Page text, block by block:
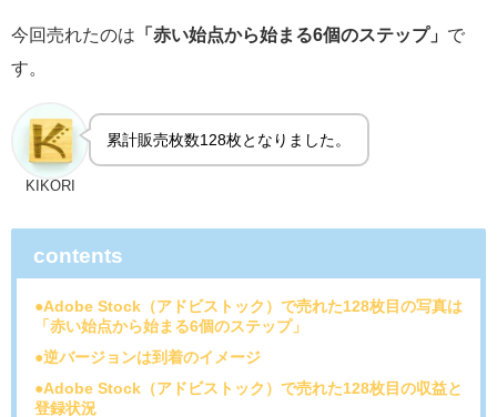
今回売れたのは 「赤い始点から始まる6個のステップ」 で
す。
KIKORI
累計販売枚数128枚となりました。
contents
●Adobe Stock（アドビストック）で売れた128枚目の写真は
「赤い始点から始まる6個のステップ」
●逆バージョンは到着のイメージ
●Adobe Stock（アドビストック）で売れた128枚目の収益と
登録状況